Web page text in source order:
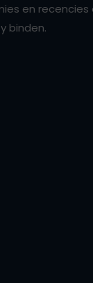
en recencies
binden.